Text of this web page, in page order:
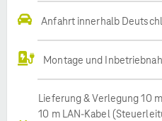
Anfahrt innerhalb
Montage und
Lieferung & Verlegung 10
10 m LAN-Kabel